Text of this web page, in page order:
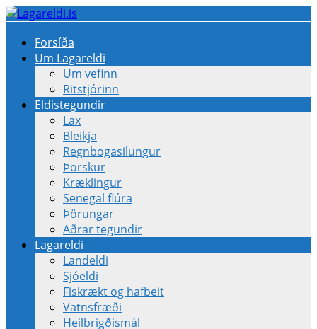
Forsíða
Um Lagareldi
Um vefinn
Ritstjórinn
Eldistegundir
Lax
Bleikja
Regnbogasilungur
Þorskur
Kræklingur
Senegal flúra
Þörungar
Aðrar tegundir
Lagareldi
Landeldi
Sjóeldi
Fiskrækt og hafbeit
Vatnsfræði
Heilbrigðismál